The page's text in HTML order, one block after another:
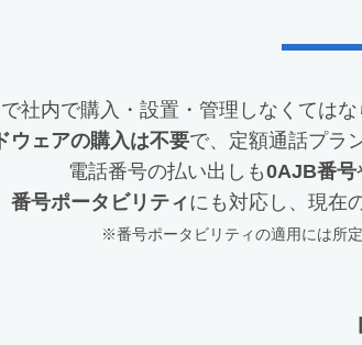
社内で購入・設置・管理しなくては
ウェアの購入は不要で、定額通話プラ
電話番号の払い出しも0AJB番号
番号ポータビリティにも対応し、現在
※番号ポータビリティの適用には所